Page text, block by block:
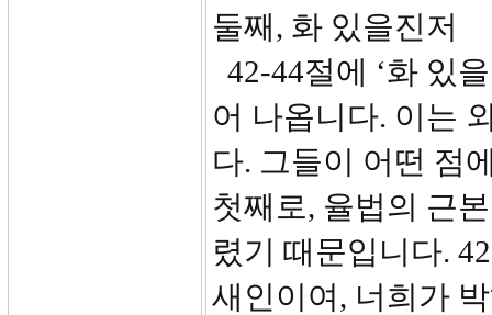
둘째, 화 있을진저
42-44절에 ‘화 있
어 나옵니다. 이는
다. 그들이 어떤 점
첫째로, 율법의 근
렸기 때문입니다.
새인이여, 너희가